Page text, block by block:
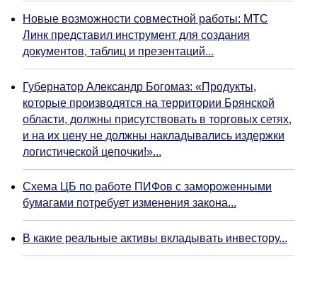
Новые возможности совместной работы: МТС
Линк представил инструмент для создания
документов, таблиц и презентаций...
Губернатор Александр Богомаз: «Продукты,
которые производятся на территории Брянской
области, должны присутствовать в торговых сетях,
и на их цену не должны накладывались издержки
логистической цепочки!»...
Схема ЦБ по работе ПИФов с замороженными
бумагами потребует изменения закона...
В какие реальные активы вкладывать инвестору...